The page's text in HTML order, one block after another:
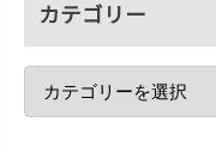
カテゴリー